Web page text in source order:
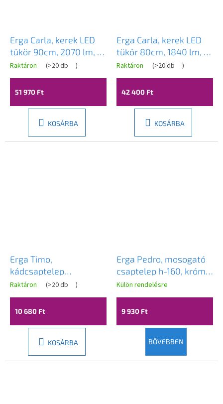
Erga Carla, kerek LED
tükör 90cm, 2070 lm, 3
színű fény, ERG-V01-
208-9090
A
termék
értékelése
5-
Raktáron (>20 db )
51 970 Ft
KOSÁRBA
Erga Carla, kerek LED
tükör 80cm, 1840 lm, 3
világos szín, ERG-V01-
208-8080
A
termék
értékelése
5-
Raktáron (>20 db )
42 400 Ft
KOSÁRBA
Erga Timo,
kádcsaptelep
kézizuhany készlettel,
króm, ERG-YKA-
BW.TIMO-CHR
Raktáron (>20 db )
10 680 Ft
KOSÁRBA
Erga Pedro, mosogató
csaptelep h-160, króm,
ERG-YKA-BU.PEDRO-
CHR
Külön rendelésre
9 930 Ft
BŐVEBBEN